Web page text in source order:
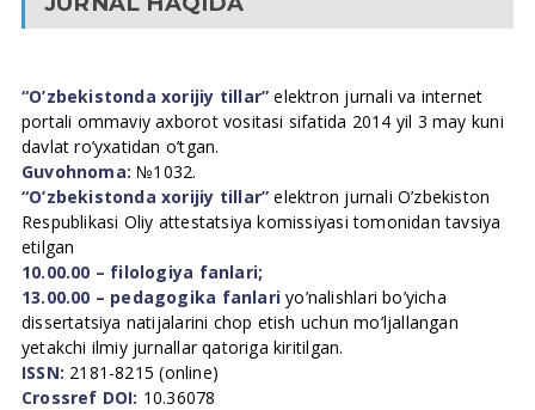
“O’zbekistonda xorijiy tillar” elektron jurnali va internet
portali ommaviy axborot vositasi sifatida 2014 yil 3 may kuni
davlat ro’yxatidan o’tgan.
Guvohnoma: №1032.
“O’zbekistonda xorijiy tillar” elektron jurnali O’zbekiston
Respublikasi Oliy attestatsiya komissiyasi tomonidan tavsiya
etilgan
10.00.00 – filologiya fanlari;
13.00.00 – pedagogika fanlari yo’nalishlari bo’yicha
dissertatsiya natijalarini chop etish uchun mo’ljallangan
yetakchi ilmiy jurnallar qatoriga kiritilgan.
ISSN: 2181-8215 (online)
Crossref DOI: 10.36078